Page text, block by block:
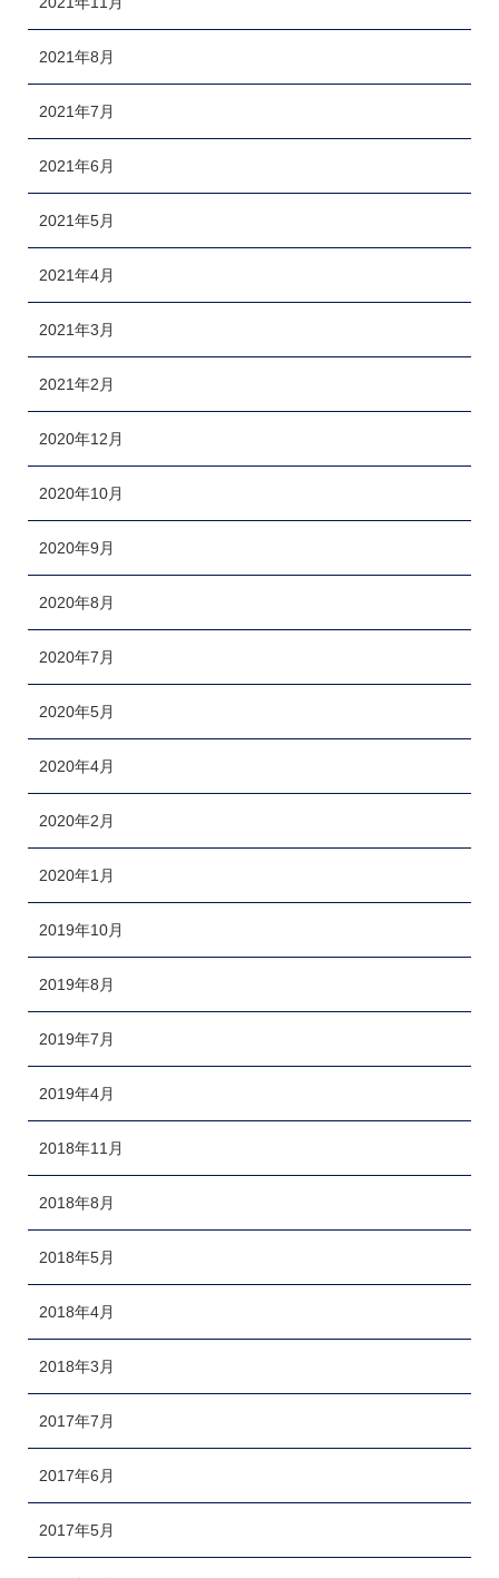
2021年8月
2021年7月
2021年6月
2021年5月
2021年4月
2021年3月
2021年2月
2020年12月
2020年10月
2020年9月
2020年8月
2020年7月
2020年5月
2020年4月
2020年2月
2020年1月
2019年10月
2019年8月
2019年7月
2019年4月
2018年11月
2018年8月
2018年5月
2018年4月
2018年3月
2017年7月
2017年6月
2017年5月